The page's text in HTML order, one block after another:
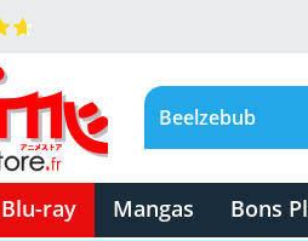
ray Mangas Bons